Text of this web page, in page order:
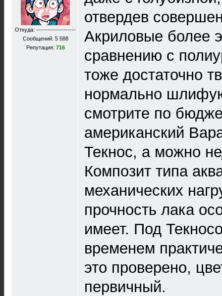
Откуда: --------------------
Сообщений: 5 588
Репутация: 716
отвердев
Акриловые более
сравнению с
тоже достаточно
нормально
смотрите по
американский
Текнос, а можно
Композит типа
механических
прочность лака
имеет. Под
временем
это проверено,
первичный.